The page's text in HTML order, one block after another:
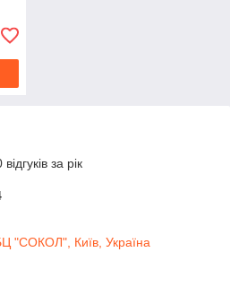
за рік
"СОКОЛ", Київ, Україна